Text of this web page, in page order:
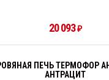
20 093₽
ПЕЧЬ ТЕРМОФОР
АНТРАЦИТ